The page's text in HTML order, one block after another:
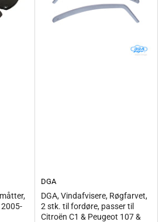
DGA
DGA, Vindafvisere, Røgfarvet,
2 stk. til fordøre, passer til
Citroën C1 & Peugeot 107 &